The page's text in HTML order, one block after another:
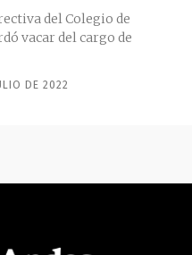
del Colegio de
vacar del cargo de
DE 2022